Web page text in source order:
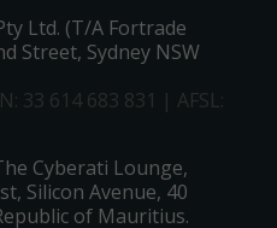
Ltd. (T/A Fortrade
Street, Sydney NSW
33 614 683 831 | AFSL:
Cyberati Lounge,
Silicon Avenue, 40
of Mauritius.